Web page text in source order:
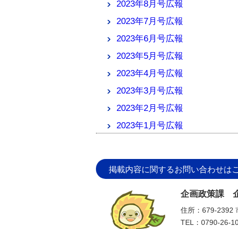
2023年8月号広報
2023年7月号広報
2023年6月号広報
2023年5月号広報
2023年4月号広報
2023年3月号広報
2023年2月号広報
2023年1月号広報
掲載内容に関するお問い合わせは
企画政策課
住所：679-2392
TEL：0790-26-